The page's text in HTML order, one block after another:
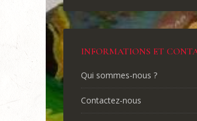
INFORMATIONS ET
Qui sommes-nous ?
Contactez-nous